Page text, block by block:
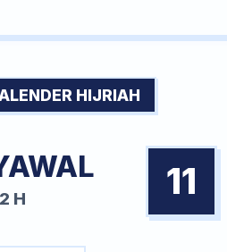
HIJRIAH
H 11